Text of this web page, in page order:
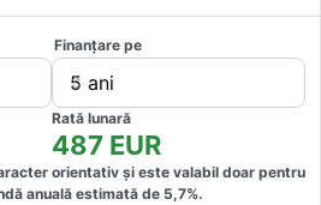
Finanțare pe
5 ani
Rată lunară
487 EUR
orientativ și este valabil doar pentru
anuală estimată de 5,7%.